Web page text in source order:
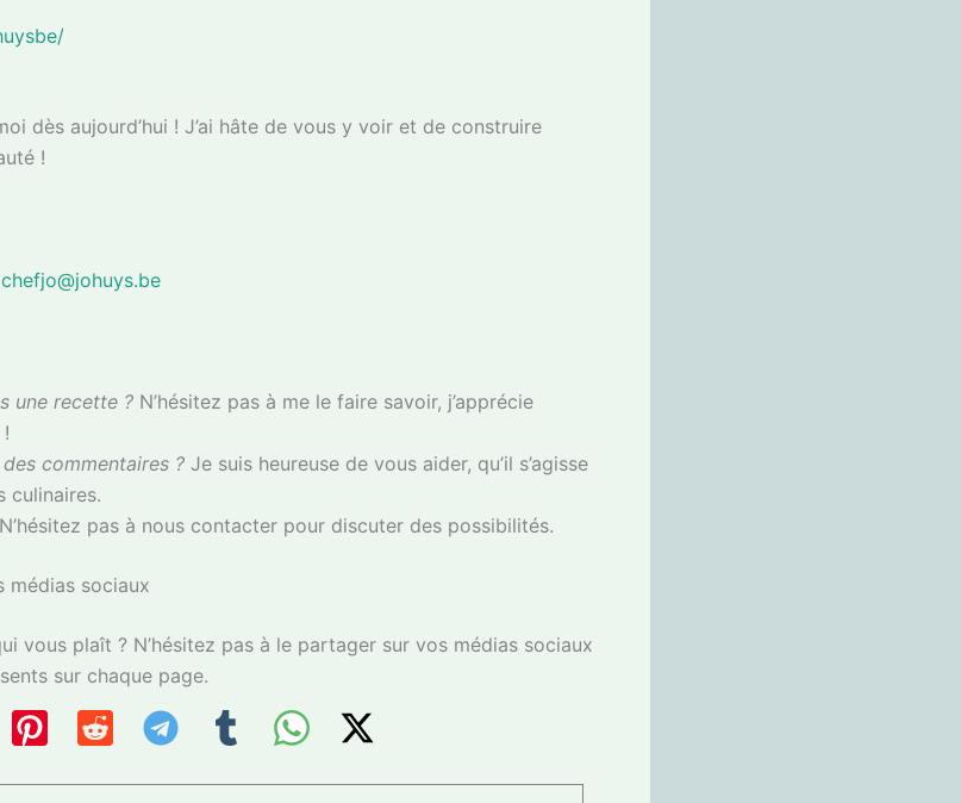
dès aujourd’hui ! J’ai hâte de vous y voir et de construire
!
chefjo@johuys.be
une recette ? N’hésitez pas à me le faire savoir, j’apprécie
commentaires ? Je suis heureuse de vous aider, qu’il s’agisse
culinaires.
N’hésitez pas à nous contacter pour discuter des possibilités.
médias sociaux
vous plaît ? N’hésitez pas à le partager sur vos médias sociaux
sur chaque page.